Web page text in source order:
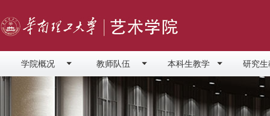
学院概况 教师队伍 本科生教学 研究生